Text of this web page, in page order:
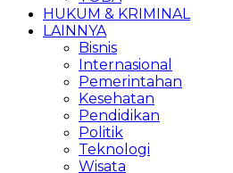
HUKUM & KRIMINAL
LAINNYA
Bisnis
Internasional
Pemerintahan
Kesehatan
Pendidikan
Politik
Teknologi
Wisata